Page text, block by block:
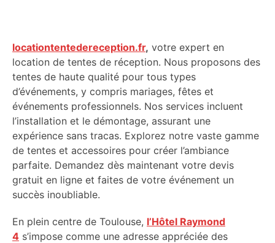
locationtentedereception.fr, votre expert en
location de tentes de réception. Nous proposons des
tentes de haute qualité pour tous types
d’événements, y compris mariages, fêtes et
événements professionnels. Nos services incluent
l’installation et le démontage, assurant une
expérience sans tracas. Explorez notre vaste gamme
de tentes et accessoires pour créer l’ambiance
parfaite. Demandez dès maintenant votre devis
gratuit en ligne et faites de votre événement un
succès inoubliable.
En plein centre de Toulouse, l’Hôtel Raymond
4 s’impose comme une adresse appréciée des